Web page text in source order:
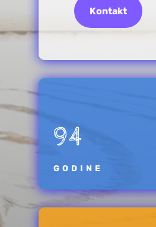
Kontakt
94
GODINE